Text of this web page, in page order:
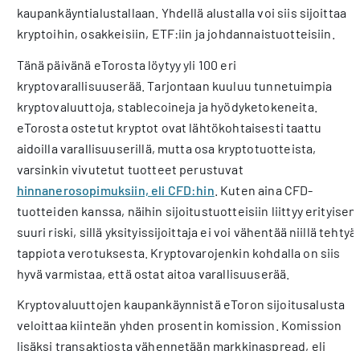
kaupankäyntialustallaan. Yhdellä alustalla voi siis sijoittaa
kryptoihin, osakkeisiin, ETF:iin ja johdannaistuotteisiin.
Tänä päivänä eTorosta löytyy yli 100 eri
kryptovarallisuuserää. Tarjontaan kuuluu tunnetuimpia
kryptovaluuttoja, stablecoineja ja hyödyketokeneita.
eTorosta ostetut kryptot ovat lähtökohtaisesti taattu
aidoilla varallisuuserillä, mutta osa kryptotuotteista,
varsinkin vivutetut tuotteet perustuvat
hinnanerosopimuksiin, eli CFD:hin . Kuten aina CFD-
tuotteiden kanssa, näihin sijoitustuotteisiin liittyy erityisen
suuri riski, sillä yksityissijoittaja ei voi vähentää niillä tehtyä
tappiota verotuksesta. Kryptovarojenkin kohdalla on siis
hyvä varmistaa, että ostat aitoa varallisuuserää.
Kryptovaluuttojen kaupankäynnistä eToron sijoitusalusta
veloittaa kiinteän yhden prosentin komission. Komission
lisäksi transaktiosta vähennetään markkinaspread, eli